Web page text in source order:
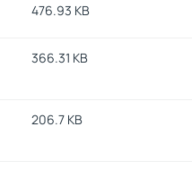
476.93 KB
366.31 KB
206.7 KB